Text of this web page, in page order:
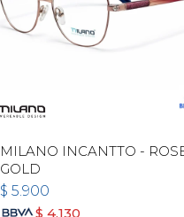
MILANO INCANTTO -
GOLD
$ 5.900
$ 4.130